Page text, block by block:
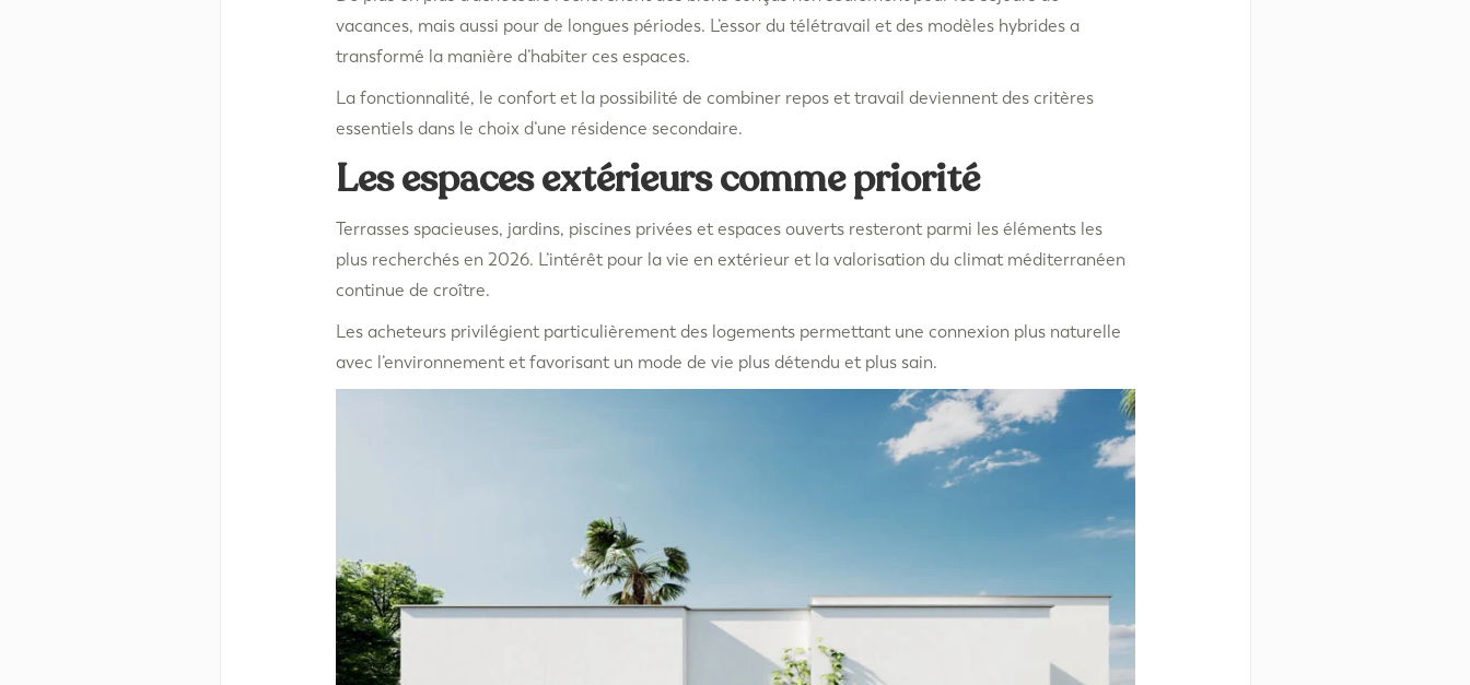
vacances, mais aussi pour de longues périodes. L’essor du télétravail et des modèles hybrides a
transformé la manière d’habiter ces espaces.
La fonctionnalité, le confort et la possibilité de combiner repos et travail deviennent des critères
essentiels dans le choix d’une résidence secondaire.
Les espaces extérieurs comme priorité
Terrasses spacieuses, jardins, piscines privées et espaces ouverts resteront parmi les éléments les
plus recherchés en 2026. L’intérêt pour la vie en extérieur et la valorisation du climat méditerranéen
continue de croître.
Les acheteurs privilégient particulièrement des logements permettant une connexion plus naturelle
avec l’environnement et favorisant un mode de vie plus détendu et plus sain.